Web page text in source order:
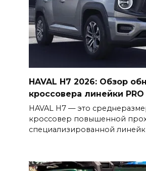
HAVAL H7 2026: Обзор
кроссовера линейки PRO
HAVAL H7 — это
кроссовер повышенной
специализированной